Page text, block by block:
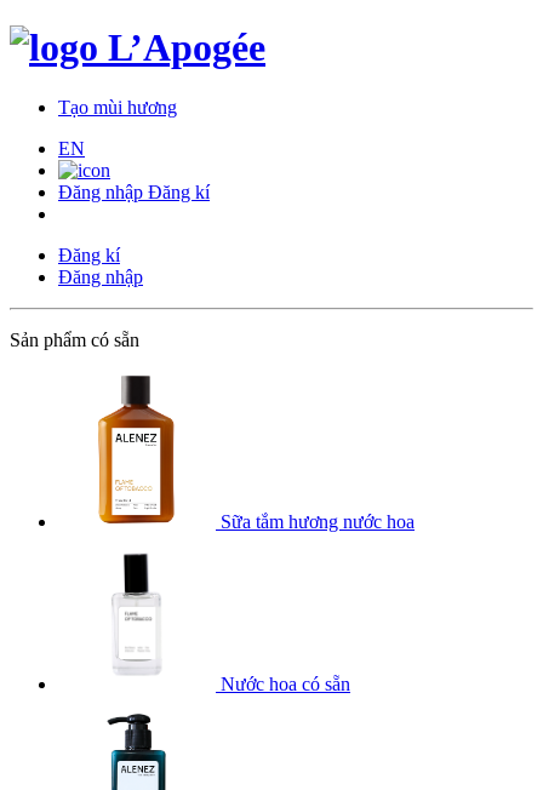
Tạo mùi hương
EN
Đăng nhập Đăng kí
Đăng kí
Đăng nhập
Sản phẩm có sẵn
Sữa tắm hương nước hoa
Nước hoa có sẵn